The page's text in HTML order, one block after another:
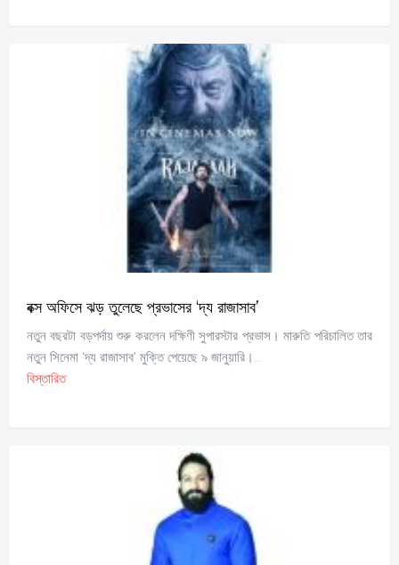
বক্স অফিসে ঝড় তুলেছে প্রভাসের ‘দ্য রাজাসাব’
নতুন বছরটা বড়পর্দায় শুরু করলেন দক্ষিণী সুপারস্টার প্রভাস। মারুতি পরিচালিত তার
নতুন সিনেমা ‘দ্য রাজাসাব’ মুক্তি পেয়েছে ৯ জানুয়ারি।...
বিস্তারিত